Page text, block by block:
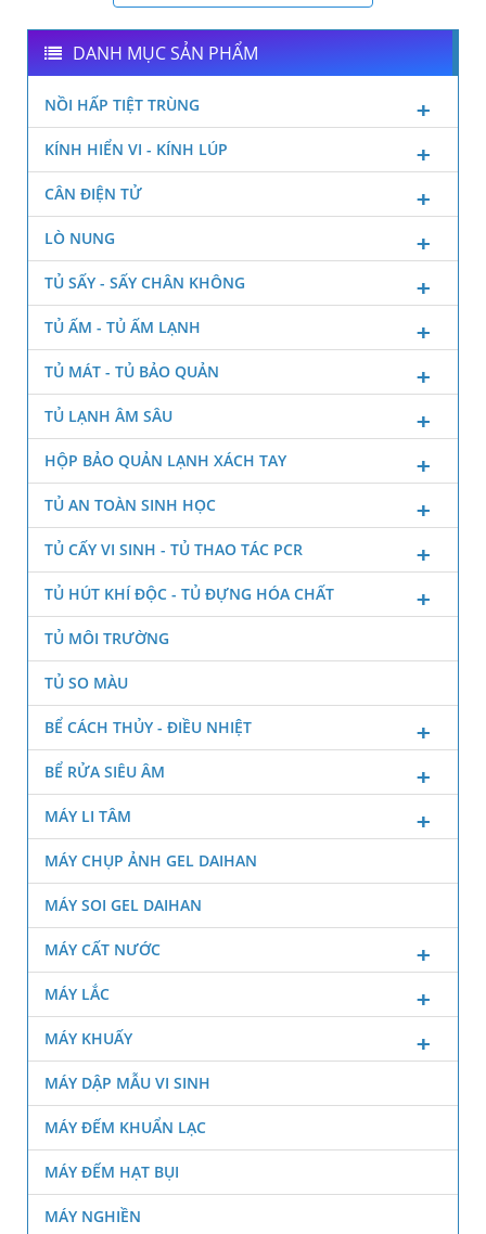
DANH MỤC SẢN PHẨM
NỒI HẤP TIỆT TRÙNG
KÍNH HIỂN VI - KÍNH LÚP
CÂN ĐIỆN TỬ
LÒ NUNG
TỦ SẤY - SẤY CHÂN KHÔNG
TỦ ẤM - TỦ ẤM LẠNH
TỦ MÁT - TỦ BẢO QUẢN
TỦ LẠNH ÂM SÂU
HỘP BẢO QUẢN LẠNH XÁCH TAY
TỦ AN TOÀN SINH HỌC
TỦ CẤY VI SINH - TỦ THAO TÁC PCR
TỦ HÚT KHÍ ĐỘC - TỦ ĐỰNG HÓA CHẤT
TỦ MÔI TRƯỜNG
TỦ SO MÀU
BỂ CÁCH THỦY - ĐIỀU NHIỆT
BỂ RỬA SIÊU ÂM
MÁY LI TÂM
MÁY CHỤP ẢNH GEL DAIHAN
MÁY SOI GEL DAIHAN
MÁY CẤT NƯỚC
MÁY LẮC
MÁY KHUẤY
MÁY DẬP MẪU VI SINH
MÁY ĐẾM KHUẨN LẠC
MÁY ĐẾM HẠT BỤI
MÁY NGHIỀN